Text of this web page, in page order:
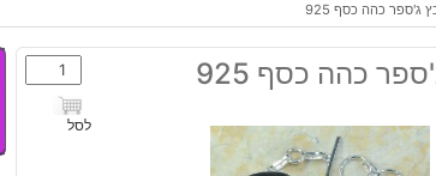
ג'ספר כהה כסף 925
כהה כסף 925
כמות
של
צמיד
לסל